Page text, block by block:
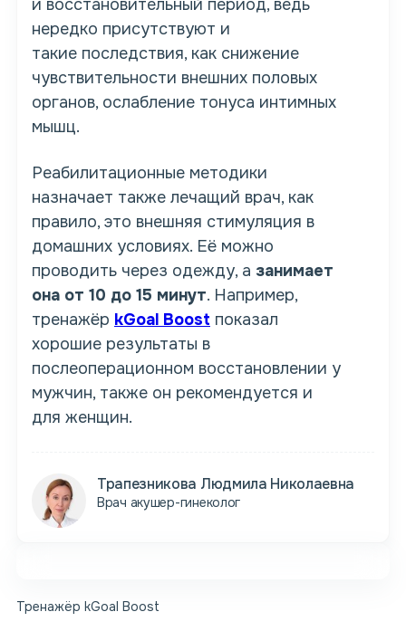
и восстановительный период, ведь
нередко присутствуют и
такие последствия, как снижение
чувствительности внешних половых
органов, ослабление тонуса интимных
мышц.
Реабилитационные методики
назначает также лечащий врач, как
правило, это внешняя стимуляция в
домашних условиях. Её можно
проводить через одежду, а занимает
она от 10 до 15 минут. Например,
тренажёр kGoal Boost показал
хорошие результаты в
послеоперационном восстановлении у
мужчин, также он рекомендуется и
для женщин.
Трапезникова Людмила Николаевна
Врач акушер-гинеколог
Тренажёр kGoal Boost